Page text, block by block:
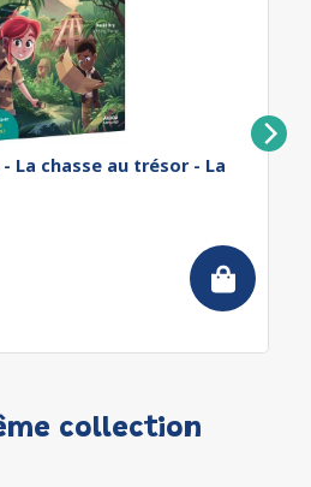
La chasse au trésor - La
collection